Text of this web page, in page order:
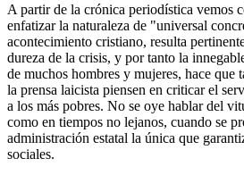
A partir de la crónica periodística vemos
enfatizar la naturaleza de "universal
acontecimiento cristiano, resulta
dureza de la crisis, y por tanto la
de muchos hombres y mujeres, hace que
la prensa laicista piensen en criticar el
a los más pobres. No se oye hablar del
como en tiempos no lejanos, cuando se
administración estatal la única que
sociales.